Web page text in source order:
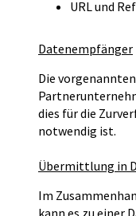
URL und
Datenempfänger
Die
dies für die
notwendig ist.
Übermittlung in
Im
kann es zu einer